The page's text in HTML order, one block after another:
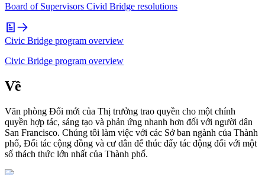
Board of Supervisors Civid Bridge resolutions
Civic Bridge program overview
Civic Bridge program overview
Về
Văn phòng Đổi mới của Thị trưởng trao quyền cho một chính
quyền hợp tác, sáng tạo và phản ứng nhanh hơn đối với người dân
San Francisco. Chúng tôi làm việc với các Sở ban ngành của Thành
phố, Đối tác cộng đồng và cư dân để thúc đẩy tác động đối với một
số thách thức lớn nhất của Thành phố.